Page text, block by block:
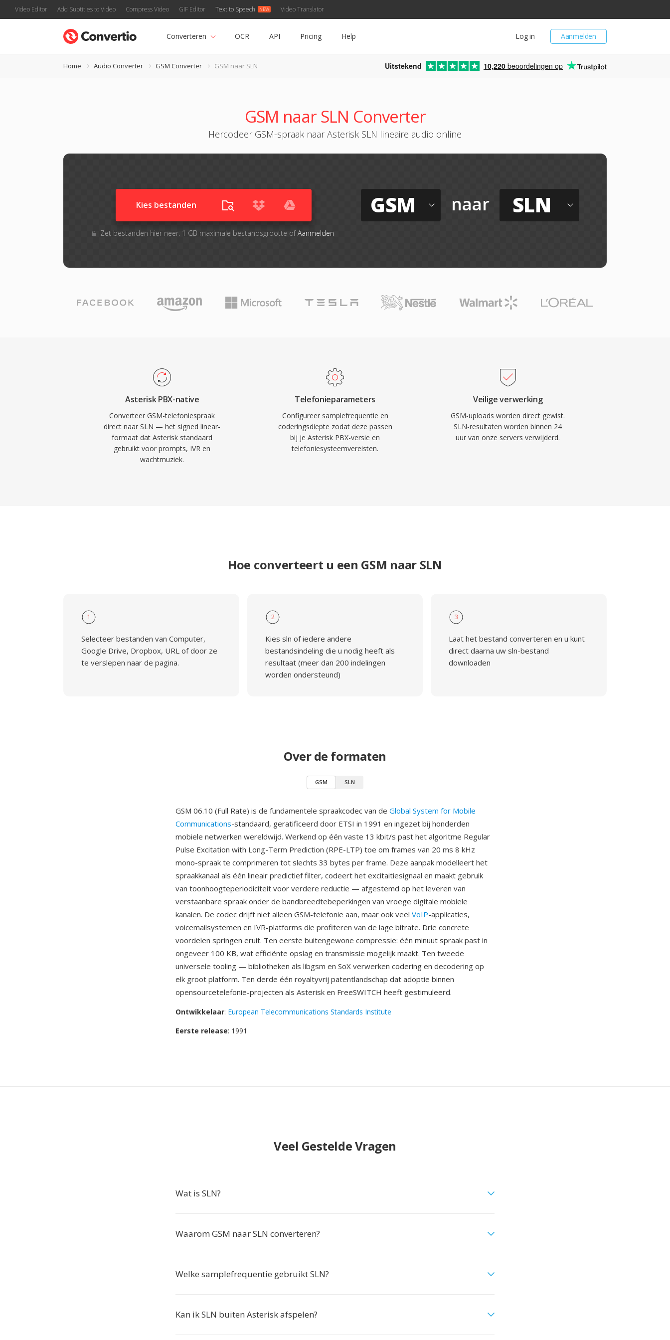
Video Editor Add Subtitles to Video Compress Video GIF Editor Text to Speech Video Translator
Aanmelden
Log in
Converteren OCR API Pricing Help
Home Audio Converter GSM Converter GSM naar SLN Uitstekend 10,220 beoordelingen op
GSM naar SLN Converter
Hercodeer GSM-spraak naar Asterisk SLN lineaire audio online
Kies bestanden
Zet bestanden hier neer. 1 GB maximale bestandsgrootte ofAanmelden
GSM naar SLN
Asterisk PBX-native
Converteer GSM-telefoniespraak
direct naar SLN — het signed linear-
formaat dat Asterisk standaard
gebruikt voor prompts, IVR en
wachtmuziek.
Telefonieparameters
Configureer samplefrequentie en
coderingsdiepte zodat deze passen
bij je Asterisk PBX-versie en
telefoniesysteemvereisten.
Veilige verwerking
GSM-uploads worden direct gewist.
SLN-resultaten worden binnen 24
uur van onze servers verwijderd.
Hoe converteert u een GSM naar SLN
1
Selecteer bestanden van Computer,
Google Drive, Dropbox, URL of door ze
te verslepen naar de pagina.
2
Kies sln of iedere andere
bestandsindeling die u nodig heeft als
resultaat (meer dan 200 indelingen
worden ondersteund)
3
Laat het bestand converteren en u kunt
direct daarna uw sln-bestand
downloaden
Over de formaten
GSM SLN
GSM 06.10 (Full Rate) is de fundamentele spraakcodec van de Global System for Mobile
Communications-standaard, geratificeerd door ETSI in 1991 en ingezet bij honderden
mobiele netwerken wereldwijd. Werkend op één vaste 13 kbit/s past het algoritme Regular
Pulse Excitation with Long-Term Prediction (RPE-LTP) toe om frames van 20 ms 8 kHz
mono-spraak te comprimeren tot slechts 33 bytes per frame. Deze aanpak modelleert het
spraakkanaal als één lineair predictief filter, codeert het excitaitiesignaal en maakt gebruik
van toonhoogteperiodiciteit voor verdere reductie — afgestemd op het leveren van
verstaanbare spraak onder de bandbreedtebeperkingen van vroege digitale mobiele
kanalen. De codec drijft niet alleen GSM-telefonie aan, maar ook veel VoIP-applicaties,
voicemailsystemen en IVR-platforms die profiteren van de lage bitrate. Drie concrete
voordelen springen eruit. Ten eerste buitengewone compressie: één minuut spraak past in
ongeveer 100 KB, wat efficiënte opslag en transmissie mogelijk maakt. Ten tweede
universele tooling — bibliotheken als libgsm en SoX verwerken codering en decodering op
elk groot platform. Ten derde één royaltyvrij patentlandschap dat adoptie binnen
opensourcetelefonie-projecten als Asterisk en FreeSWITCH heeft gestimuleerd.
Ontwikkelaar: European Telecommunications Standards Institute
Eerste release: 1991
Veel Gestelde Vragen
Wat is SLN?
Waarom GSM naar SLN converteren?
Welke samplefrequentie gebruikt SLN?
Kan ik SLN buiten Asterisk afspelen?